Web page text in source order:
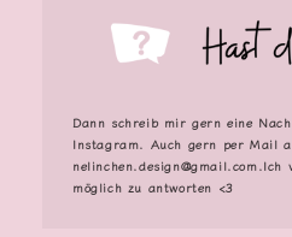
Dann schreib mir gern eine
Instagram. Auch gern per Mail
möglich zu antworten <3